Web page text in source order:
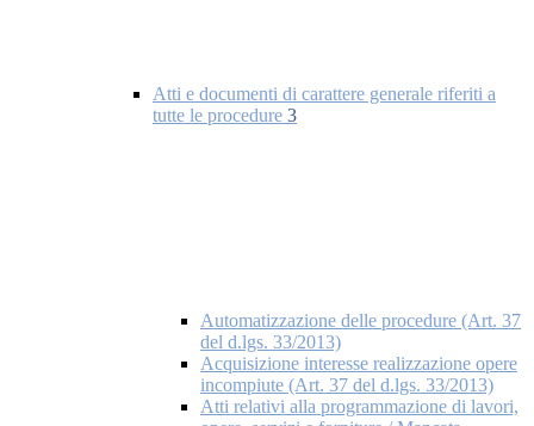
Atti e documenti di carattere generale riferiti a
tutte le procedure 3
Automatizzazione delle procedure (Art. 37
del d.lgs. 33/2013)
Acquisizione interesse realizzazione opere
incompiute (Art. 37 del d.lgs. 33/2013)
Atti relativi alla programmazione di lavori,